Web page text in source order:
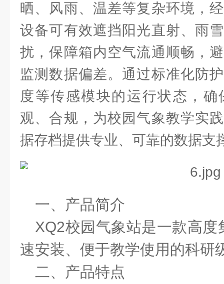
晒、风雨、温差等复杂环境，
设备可有效遮挡阳光直射、雨
扰，保障箱内空气流通顺畅，
监测数据偏差。通过标准化防
度等传感模块的运行状态，
观、合规，为校园气象教学实
据存档提供专业、可靠的数据支
一、产品简介
XQ2校园气象站是一款高
速安装、便于教学使用的科研
二、产品特点